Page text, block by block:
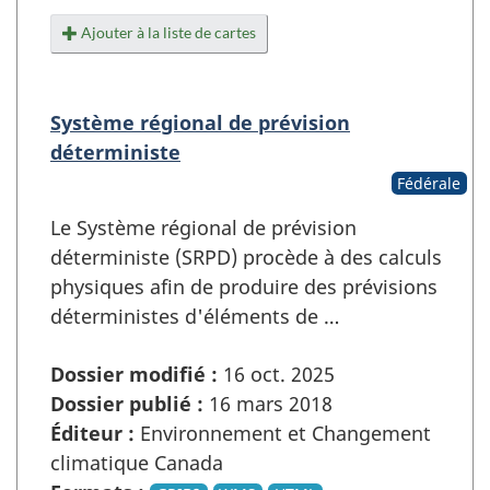
Ajouter à la liste de cartes
Système régional de prévision
déterministe
Fédérale
Le Système régional de prévision
déterministe (SRPD) procède à des calculs
physiques afin de produire des prévisions
déterministes d'éléments de …
Dossier modifié : 16 oct. 2025
Dossier publié : 16 mars 2018
Éditeur : Environnement et Changement
climatique Canada